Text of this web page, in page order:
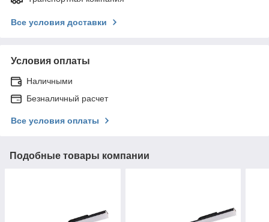
Все условия доставки
Условия оплаты
Наличными
Безналичный расчет
Все условия оплаты
Подобные товары компании